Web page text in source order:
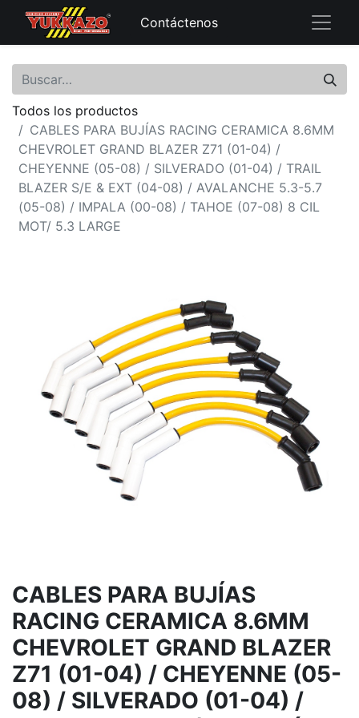
Contáctenos
Todos los productos
CABLES PARA BUJÍAS RACING CERAMICA 8.6MM
CHEVROLET GRAND BLAZER Z71 (01-04) /
CHEYENNE (05-08) / SILVERADO (01-04) / TRAIL
BLAZER S/E & EXT (04-08) / AVALANCHE 5.3-5.7
(05-08) / IMPALA (00-08) / TAHOE (07-08) 8 CIL
MOT/ 5.3 LARGE
CABLES PARA BUJÍAS
RACING CERAMICA 8.6MM
CHEVROLET GRAND BLAZER
Z71 (01-04) / CHEYENNE (05-
08) / SILVERADO (01-04) /